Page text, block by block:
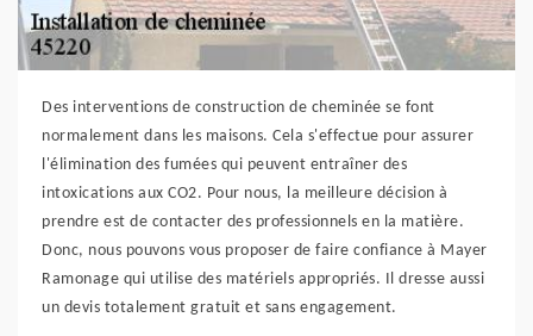
Des interventions de construction de cheminée se font
normalement dans les maisons. Cela s'effectue pour assurer
l'élimination des fumées qui peuvent entraîner des
intoxications aux CO2. Pour nous, la meilleure décision à
prendre est de contacter des professionnels en la matière.
Donc, nous pouvons vous proposer de faire confiance à Mayer
Ramonage qui utilise des matériels appropriés. Il dresse aussi
un devis totalement gratuit et sans engagement.